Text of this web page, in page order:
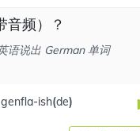
频）？
语说出 German 单词
ish(de)